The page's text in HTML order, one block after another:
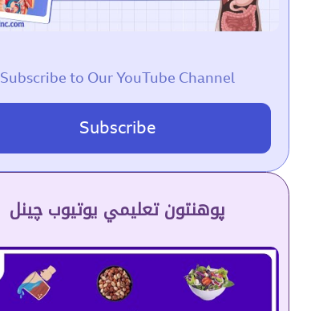
Subscribe to Our YouTube Channel
Subscribe
پوهنتون تعلیمي یوتیوب چینل